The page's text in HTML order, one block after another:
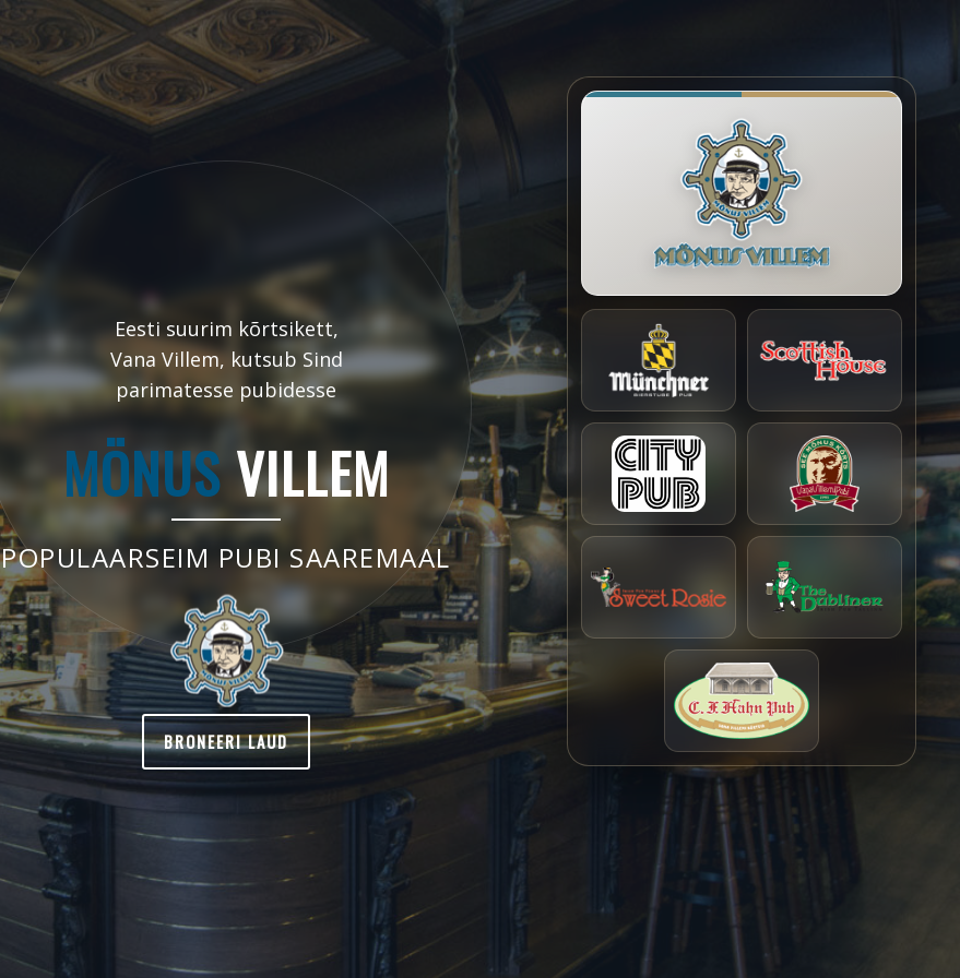
Eesti suurim kõrtsikett,
Vana Villem, kutsub Sind
parimatesse pubidesse
MÖNUS VILLEM
POPULAARSEIM PUBI SAAREMAAL
BRONEERI LAUD